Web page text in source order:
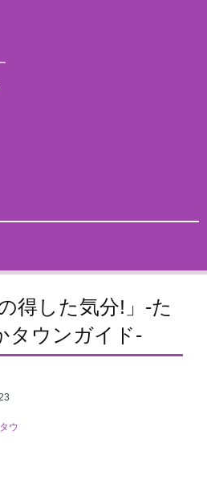
得した気分!」-た
タウンガイド-
ウ